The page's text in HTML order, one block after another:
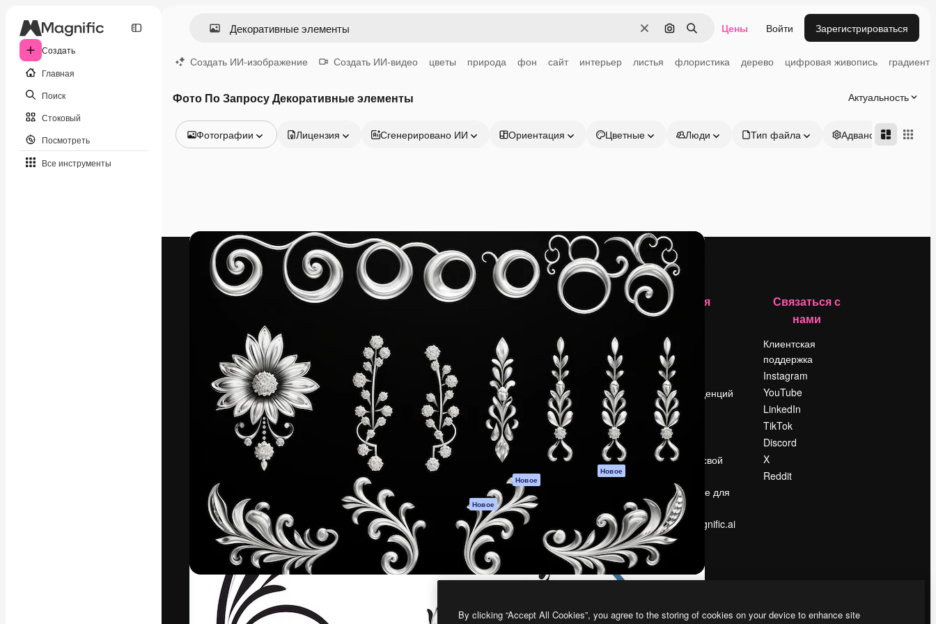
Создать
Главная
Поиск
Стоковый
Посмотреть
Все инструменты
ОчиститьПоиск по изображению
Поиск Цены Войти Зарегистрироваться
Создать ИИ-изображение Создать ИИ-видео цветы природа фон сайт интерьер листья флористика дерево цифровая живопись градиент
Фото По Запросу Декоративные элементы Актуальность
Фотографии
Видео
Видеоролик
Моушн-дизайн
Видеошаблоны
3D-модели
Лицензия Сгенерировано ИИ Ориентация Цветные Люди Тип файла Адвансд
ваших лучших работ. Более 1 миллиона
подписчиков среди креаторов,
предприятий, агентств и студий.
Pусский
Продукция
ИИ-помощник
Генератор
изображений ИИ
Генератор видео
ИИ
Генератор голоса
на основе ИИ
Стоковый контент
MCP для
Claude/ChatGPT
Новое
Агенты Новое
Мобильное
приложение
Все инструменты
Magnific
Начать
Документация по
Пакету ИИ
Служба
поддержки
Условия и
положения
Политика
конфиденциальности
Новое
Центр доверия
Партнеры
Предприятие
Компания
О нас
Reviews
Вакансии
Поиск тенденций
Блог
События
Slidesgo
Продайте свой
Помещение для
прессы
Ищете magnific.ai
Связаться с
нами
Клиентская
поддержка
Instagram
YouTube
LinkedIn
TikTok
Discord
X
Reddit
By clicking “Accept All Cookies”, you agree to the storing of cookies on your device to enhance site